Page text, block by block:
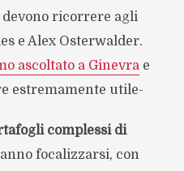
ricorrere agli
e Alex Osterwalder.
ascoltato a Ginevrae
estremamente utile-
complessi di
focalizzarsi, con